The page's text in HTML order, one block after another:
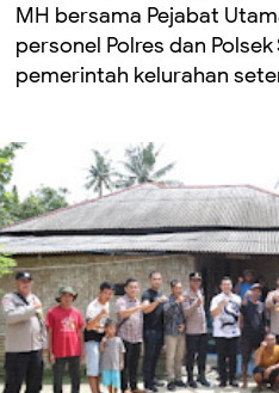
MH bersama Pejabat
personel Polres dan
pemerintah kelurahan